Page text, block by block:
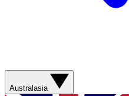
Australasia